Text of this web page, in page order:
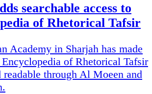
searchable access to
of Rhetorical Tafsir
Academy in Sharjah has made
of Rhetorical Tafsir
readable through Al Moeen and